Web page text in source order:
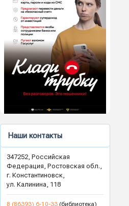
Наши контакты
347252, Российская
Федерация, Ростовская обл.,
г. Константиновск,
ул. Калинина, 118
8 (86393) 6-10-33 (библиотека)